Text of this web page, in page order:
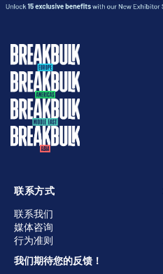
联系方式
联系我们
媒体咨询
行为准则
我们期待您的反馈！